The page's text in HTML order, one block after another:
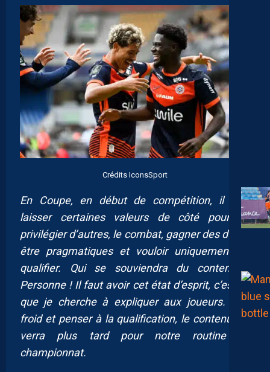
Crédits IconsSport
En Coupe, en début de compétition, il faut
laisser certaines valeurs de côté pour en
privilégier d’autres, le combat, gagner des duels,
être pragmatiques et vouloir uniquement se
qualifier. Qui se souviendra du contenu ?
Personne ! Il faut avoir cet état d’esprit, c’est ce
que je cherche à expliquer aux joueurs. Être
froid et penser à la qualification, le contenu, on
verra plus tard pour notre routine du
championnat.